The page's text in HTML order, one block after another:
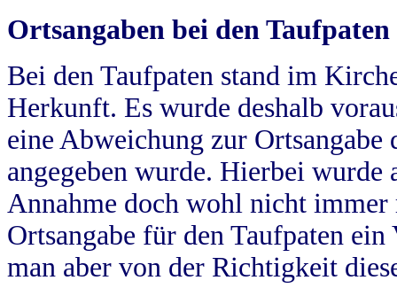
Ortsangaben bei den Taufpaten
Bei den Taufpaten stand im
Herkunft. Es wurde deshalb
eine Abweichung zur
angegeben wurde. Hierbei wurde
Annahme doch wohl nicht
Ortsangabe für den Taufpaten
man aber von der Richtigkeit